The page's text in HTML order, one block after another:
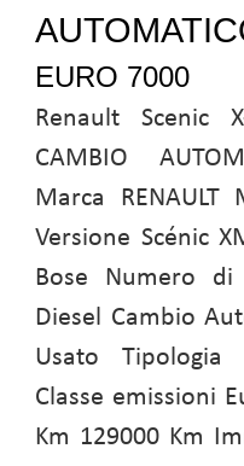
EURO 7000
Renault Scenic
CAMBIO
Marca
Versione Scénic
Bose Numero
Diesel Cambio
Usato
Classe emissioni
Km 129000 Km